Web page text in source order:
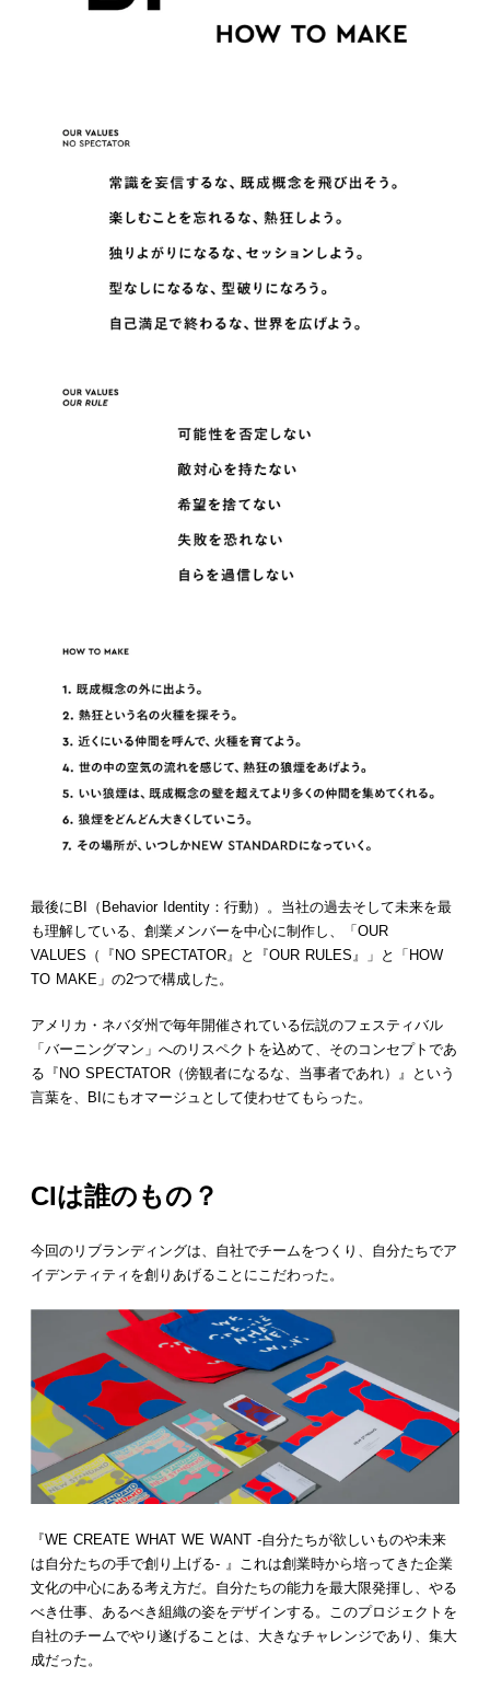
最後にBI（Behavior Identity：行動）。当社の過去そして未来を最
も理解している、創業メンバーを中心に制作し、「OUR
VALUES（『NO SPECTATOR』と『OUR RULES』」と「HOW
TO MAKE」の2つで構成した。
アメリカ・ネバダ州で毎年開催されている伝説のフェスティバル
「バーニングマン」へのリスペクトを込めて、そのコンセプトであ
る『NO SPECTATOR（傍観者になるな、当事者であれ）』という
言葉を、BIにもオマージュとして使わせてもらった。
CIは誰のもの？
今回のリブランディングは、自社でチームをつくり、自分たちでア
イデンティティを創りあげることにこだわった。
『WE CREATE WHAT WE WANT -自分たちが欲しいものや未来
は自分たちの手で創り上げる- 』これは創業時から培ってきた企業
文化の中心にある考え方だ。自分たちの能力を最大限発揮し、やる
べき仕事、あるべき組織の姿をデザインする。このプロジェクトを
自社のチームでやり遂げることは、大きなチャレンジであり、集大
成だった。